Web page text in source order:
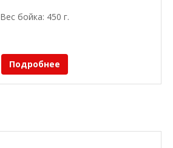
Вес бойка: 450 г.
Подробнее